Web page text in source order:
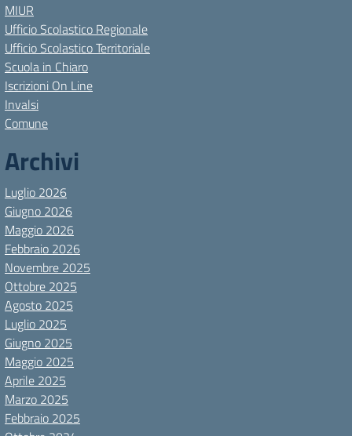
MIUR
Ufficio Scolastico Regionale
Ufficio Scolastico Territoriale
Scuola in Chiaro
Iscrizioni On Line
Invalsi
Comune
Archivi
Luglio 2026
Giugno 2026
Maggio 2026
Febbraio 2026
Novembre 2025
Ottobre 2025
Agosto 2025
Luglio 2025
Giugno 2025
Maggio 2025
Aprile 2025
Marzo 2025
Febbraio 2025